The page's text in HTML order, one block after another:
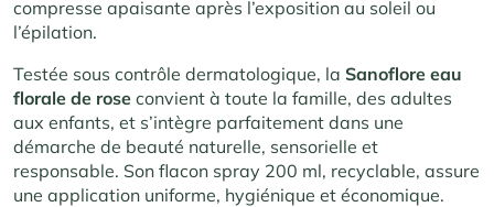
compresse apaisante après l’exposition au soleil ou
l’épilation.
Testée sous contrôle dermatologique, la Sanoflore eau
florale de rose convient à toute la famille, des adultes
aux enfants, et s’intègre parfaitement dans une
démarche de beauté naturelle, sensorielle et
responsable. Son flacon spray 200 ml, recyclable, assure
une application uniforme, hygiénique et économique.